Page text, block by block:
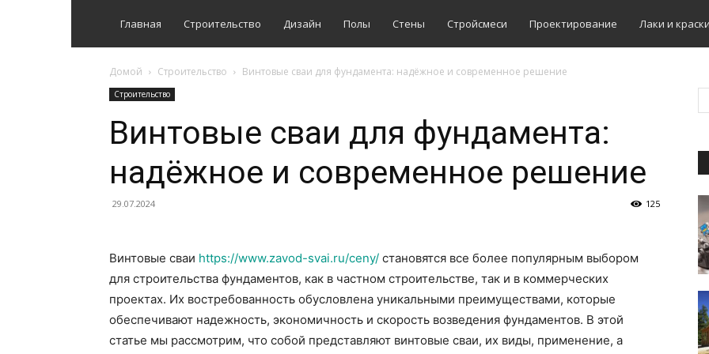
Главная Строительство Дизайн Полы Стены Стройсмеси Проектирование Лаки и
Домой Строительство Винтовые сваи для фундамента: надёжное и современное решение
Строительство
Винтовые сваи для фундамента:
надёжное и современное решение
29.07.2024 125
Винтовые сваи https://www.zavod-svai.ru/ceny/ становятся все более популярным выбором
для строительства фундаментов, как в частном строительстве, так и в коммерческих
проектах. Их востребованность обусловлена уникальными преимуществами, которые
обеспечивают надежность, экономичность и скорость возведения фундаментов. В этой
статье мы рассмотрим, что собой представляют винтовые сваи, их виды, применение, а